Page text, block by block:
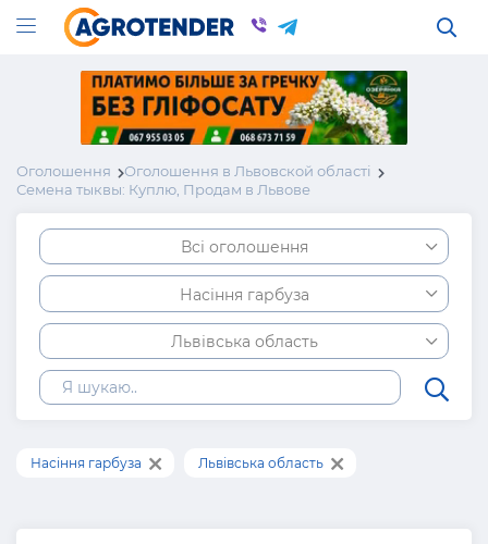
Оголошення
Оголошення в Львовской області
Семена тыквы: Куплю, Продам в Львове
Всі оголошення
Насіння гарбуза
Львівська область
Насіння гарбуза Львівська область